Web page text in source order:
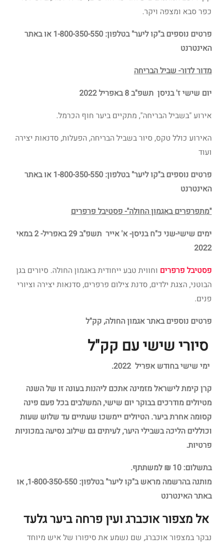
כפר סבא ומצפה ויקר.
פרטים נוספים
ב"קו ליער" בטלפון: 1-800-350-550 או באתר
האינטרנט
מדור לדור- שביל הבריחה
יום שישי ז' בניסן תשפ"ב 8 באפריל 2022
אירוע "בשביל הבריחה", מתקיים ביער חוף הכרמל.
האירוע כולל טקס, סיור בשביל הבריחה, הפעלות, סדנאות יצירה
ועוד
פרטים נוספים
ב"קו ליער" בטלפון: 1-800-350-550 או באתר
האינטרנט
"מתפרפרים באגמון החולה"- פסטיבל פרפרים
ימים שישי-שני כ"ח בניסן- א' אייר תשפ"ב 29 באפריל- 2 במאי
2022
פסטיבל פרפרים וחווית טבע ייחודית באגמון החולה. סיורים בגן
הבוטני, הצגת ילדים, סדנת צילום פרפרים, סדנאות יצירה וציורי
פנים.
פרטים נוספים באתר אגמון החולה, קק"ל
סיורי שישי עם קק"ל
ימי שישי בחודש אפריל 2022
.
קרן קימת לישראל מזמינה אתכם ליהנות בעונה זו של השנה
מטיולים מודרכים בבוקר יום שישי, המשלבים בכל פעם פינה
קסומה אחרת ביער. הטיולים יימשכו שעתיים עד שלוש שעות
וכוללים הליכה בשבילי היער, לעיתים גם שילוב נסיעה במכוניות
פרטיות.
בתשלום: 10 ₪ למשתתף.
מותנה בהרשמה מראש ב"קו ליער" בטלפון: 1-800-350-550, או
באתר האינטרנט
אל מצפור אוכברג ועין פרחה ביער גלעד
נבקר במצפור אוכברג, שם נשמע את סיפורו של איש מיוחד